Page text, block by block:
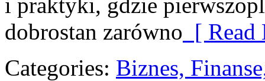
dobrostan zarówno [ Read
Categories: Biznes,